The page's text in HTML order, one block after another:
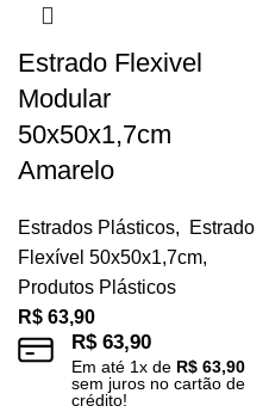
Estrado Flexivel
Modular
50x50x1,7cm
Amarelo
Estrados Plásticos,
Estrado
Flexível 50x50x1,7cm,
Produtos Plásticos
R$ 63,90
R$63,90
Em até 1x de R$ 63,90
sem juros no cartão de
crédito!